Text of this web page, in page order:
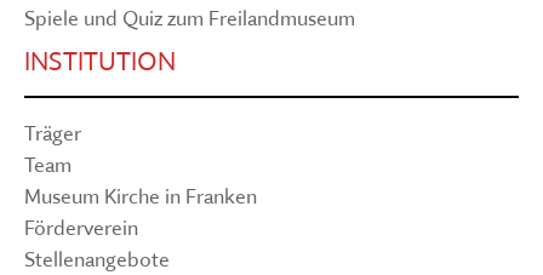
Spiele und Quiz zum Freilandmuseum
INSTITUTION
Träger
Team
Museum Kirche in Franken
Förderverein
Stellenangebote